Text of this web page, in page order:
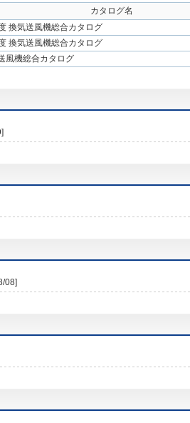
カタログ名
換気送風機総合カタログ
換気送風機総合カタログ
風機総合カタログ
08]